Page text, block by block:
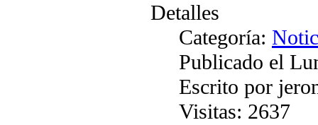
Detalles
Categoría:
Publicado el
Escrito por
Visitas: 2637